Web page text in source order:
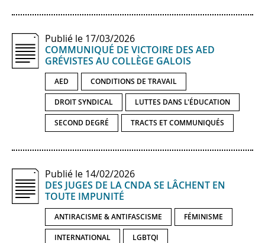
Publié le 17/03/2026
COMMUNIQUÉ DE VICTOIRE DES AED
GRÉVISTES AU COLLÈGE GALOIS
AED CONDITIONS DE TRAVAIL
DROIT SYNDICAL LUTTES DANS L'ÉDUCATION
SECOND DEGRÉ TRACTS ET COMMUNIQUÉS
Publié le 14/02/2026
DES JUGES DE LA CNDA SE LÂCHENT EN
TOUTE IMPUNITÉ
ANTIRACISME & ANTIFASCISME FÉMINISME
INTERNATIONAL LGBTQI